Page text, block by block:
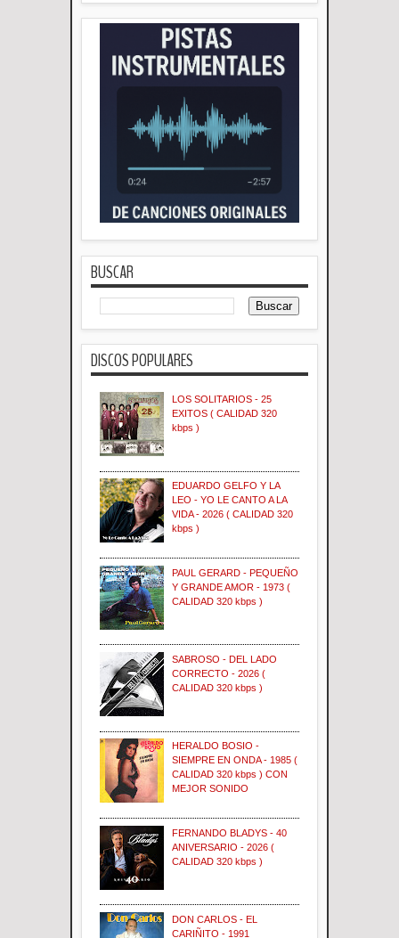
BUSCAR
DISCOS POPULARES
LOS SOLITARIOS - 25
EXITOS ( CALIDAD 320
kbps )
EDUARDO GELFO Y LA
LEO - YO LE CANTO A LA
VIDA - 2026 ( CALIDAD 320
kbps )
PAUL GERARD - PEQUEÑO
Y GRANDE AMOR - 1973 (
CALIDAD 320 kbps )
SABROSO - DEL LADO
CORRECTO - 2026 (
CALIDAD 320 kbps )
HERALDO BOSIO -
SIEMPRE EN ONDA - 1985 (
CALIDAD 320 kbps ) CON
MEJOR SONIDO
FERNANDO BLADYS - 40
ANIVERSARIO - 2026 (
CALIDAD 320 kbps )
DON CARLOS - EL
CARIÑITO - 1991